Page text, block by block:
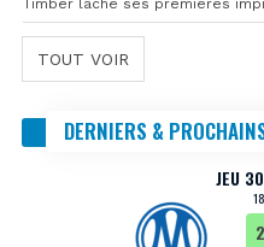
Timber lâche ses premières
TOUT VOIR
DERNIERS &
JEU
2